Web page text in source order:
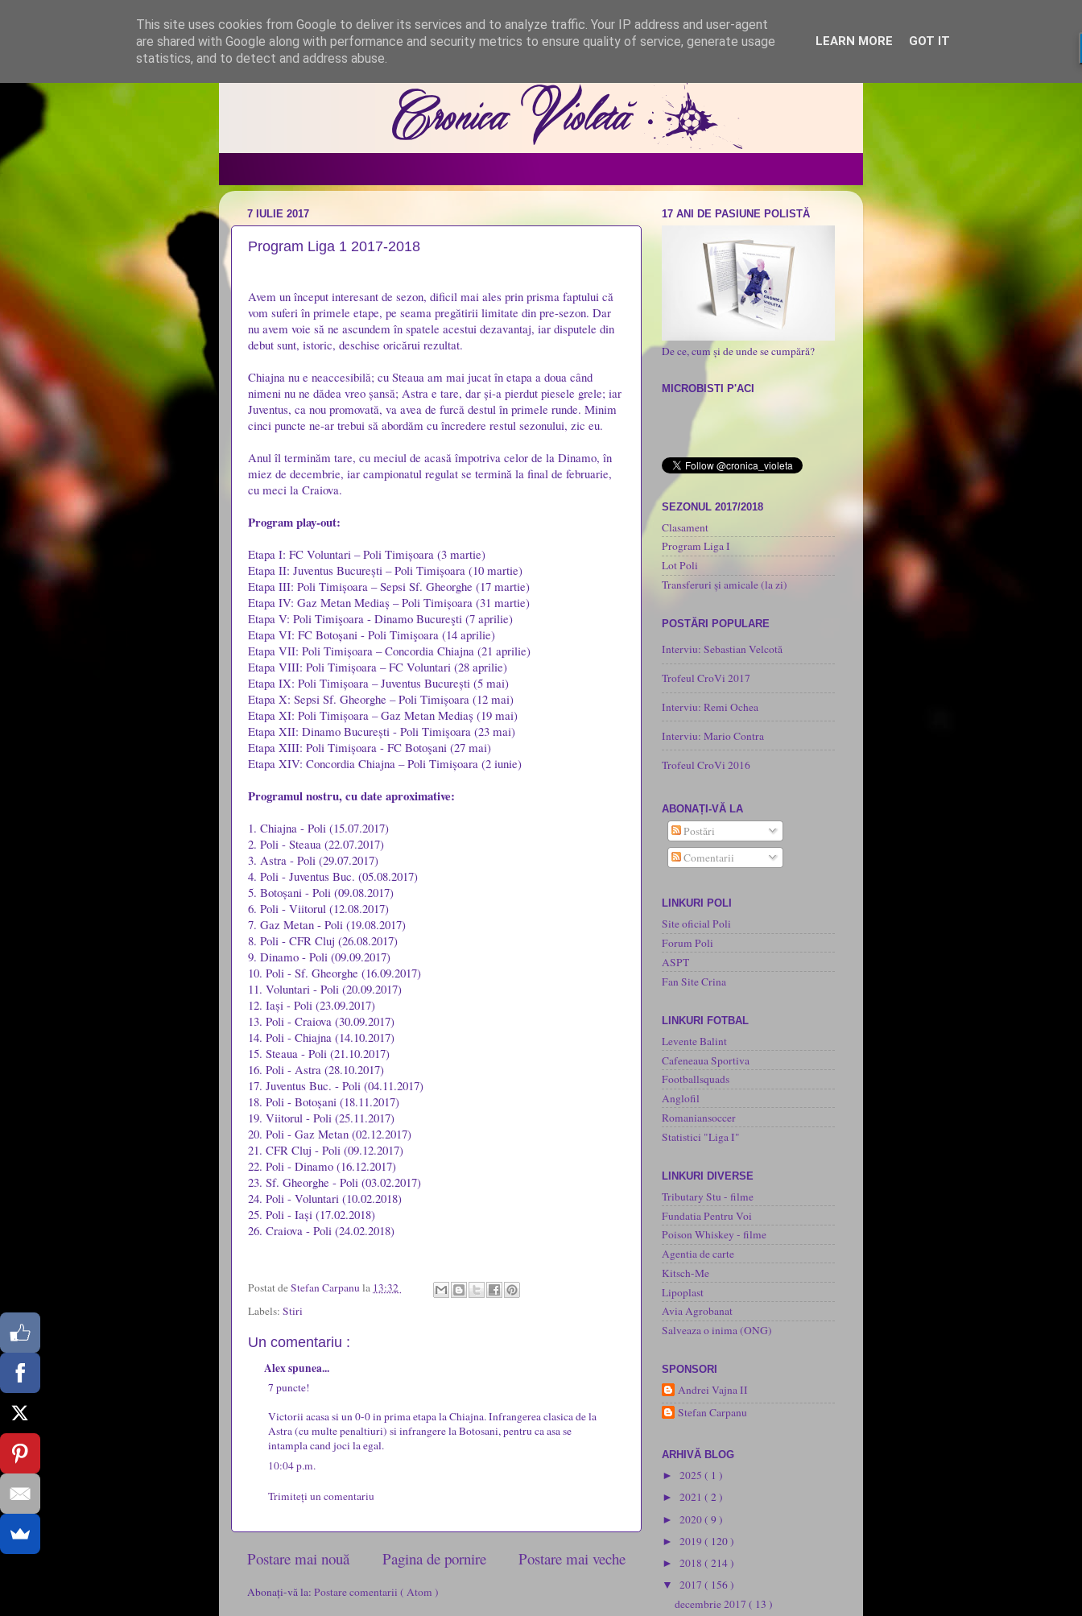
7 IULIE 2017
Program Liga 1 2017-2018
Avem un început interesant de sezon, dificil mai ales prin prisma faptului că
vom suferi în primele etape, pe seama pregătirii limitate din pre-sezon. Dar
nu avem voie să ne ascundem în spatele acestui dezavantaj, iar disputele din
debut sunt, istoric, deschise oricărui rezultat.
Chiajna nu e neaccesibilă; cu Steaua am mai jucat în etapa a doua când
nimeni nu ne dădea vreo șansă; Astra e tare, dar și-a pierdut piesele grele; iar
Juventus, ca nou promovată, va avea de furcă destul în primele runde. Minim
cinci puncte ne-ar trebui să abordăm cu încredere restul sezonului, zic eu.
Anul îl terminăm tare, cu meciul de acasă împotriva celor de la Dinamo, în
miez de decembrie, iar campionatul regulat se termină la final de februarie,
cu meci la Craiova.
Program play-out:
Etapa I: FC Voluntari – Poli Timișoara (3 martie)
Etapa II: Juventus București – Poli Timișoara (10 martie)
Etapa III: Poli Timișoara – Sepsi Sf. Gheorghe (17 martie)
Etapa IV: Gaz Metan Mediaș – Poli Timișoara (31 martie)
Etapa V: Poli Timişoara - Dinamo Bucureşti (7 aprilie)
Etapa VI: FC Botoșani - Poli Timişoara (14 aprilie)
Etapa VII: Poli Timișoara – Concordia Chiajna (21 aprilie)
Etapa VIII: Poli Timișoara – FC Voluntari (28 aprilie)
Etapa IX: Poli Timișoara – Juventus București (5 mai)
Etapa X: Sepsi Sf. Gheorghe – Poli Timișoara (12 mai)
Etapa XI: Poli Timișoara – Gaz Metan Mediaș (19 mai)
Etapa XII: Dinamo București - Poli Timişoara (23 mai)
Etapa XIII: Poli Timișoara - FC Botoşani (27 mai)
Etapa XIV: Concordia Chiajna – Poli Timișoara (2 iunie)
Programul nostru, cu date aproximative:
1. Chiajna - Poli (15.07.2017)
2. Poli - Steaua (22.07.2017)
3. Astra - Poli (29.07.2017)
4. Poli - Juventus Buc. (05.08.2017)
5. Botoșani - Poli (09.08.2017)
6. Poli - Viitorul (12.08.2017)
7. Gaz Metan - Poli (19.08.2017)
8. Poli - CFR Cluj (26.08.2017)
9. Dinamo - Poli (09.09.2017)
10. Poli - Sf. Gheorghe (16.09.2017)
11. Voluntari - Poli (20.09.2017)
12. Iași - Poli (23.09.2017)
13. Poli - Craiova (30.09.2017)
14. Poli - Chiajna (14.10.2017)
15. Steaua - Poli (21.10.2017)
16. Poli - Astra (28.10.2017)
17. Juventus Buc. - Poli (04.11.2017)
18. Poli - Botoșani (18.11.2017)
19. Viitorul - Poli (25.11.2017)
20. Poli - Gaz Metan (02.12.2017)
21. CFR Cluj - Poli (09.12.2017)
22. Poli - Dinamo (16.12.2017)
23. Sf. Gheorghe - Poli (03.02.2017)
24. Poli - Voluntari (10.02.2018)
25. Poli - Iași (17.02.2018)
26. Craiova - Poli (24.02.2018)
Postat deStefan Carpanula 13:32
Labels: Stiri
Un comentariu :
Alex spunea...
7 puncte!
Victorii acasa si un 0-0 in prima etapa la Chiajna. Infrangerea clasica de la
Astra (cu multe penaltiuri) si infrangere la Botosani, pentru ca asa se
intampla cand joci la egal.
10:04 p.m.
Trimiteți un comentariu
Postare mai nouă Postare mai veche
Pagina de pornire
Abonați-vă la: Postare comentarii ( Atom )
17 ANI DE PASIUNE POLISTĂ
De ce, cum și de unde se cumpără?
MICROBISTI P'ACI
SEZONUL 2017/2018
Clasament
Program Liga I
Lot Poli
Transferuri și amicale (la zi)
POSTĂRI POPULARE
Interviu: Sebastian Velcotă
Trofeul CroVi 2017
Interviu: Remi Ochea
Interviu: Mario Contra
Trofeul CroVi 2016
ABONAȚI-VĂ LA
Postări
Comentarii
LINKURI POLI
Site oficial Poli
Forum Poli
ASPT
Fan Site Crina
LINKURI FOTBAL
Levente Balint
Cafeneaua Sportiva
Footballsquads
Anglofil
Romaniansoccer
Statistici "Liga I"
LINKURI DIVERSE
Tributary Stu - filme
Fundatia Pentru Voi
Poison Whiskey - filme
Agentia de carte
Kitsch-Me
Lipoplast
Avia Agrobanat
Salveaza o inima (ONG)
SPONSORI
Andrei Vajna II
Stefan Carpanu
ARHIVĂ BLOG
► 2025 ( 1 )
► 2021 ( 2 )
► 2020( 9 )
► 2019 ( 120 )
► 2018 ( 214 )
▼ 2017 ( 156 )
decembrie 2017( 13 )
This site uses cookies from Google to deliver its services and to analyze traffic. Your IP address and user-agent
are shared with Google along with performance and security metrics to ensure quality of service, generate usage
statistics, and to detect and address abuse.
LEARN MORE GOT IT